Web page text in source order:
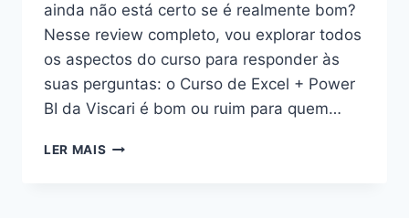
ainda não está certo se é realmente bom?
Nesse review completo, vou explorar todos
os aspectos do curso para responder às
suas perguntas: o Curso de Excel + Power
BI da Viscari é bom ou ruim para quem…
LER MAIS CURSO